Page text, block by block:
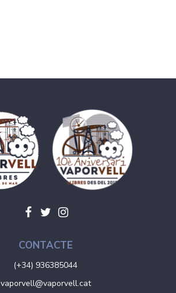
CONTACTE
(+34) 936385044
vaporvell@vaporvell.cat